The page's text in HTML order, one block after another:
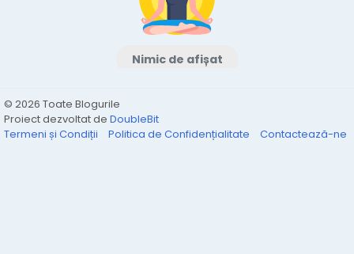
Nimic de afișat
© 2026 Toate Blogurile
Proiect dezvoltat de DoubleBit
Termeni și Condiții
Politica de Confidențialitate Contactează-ne